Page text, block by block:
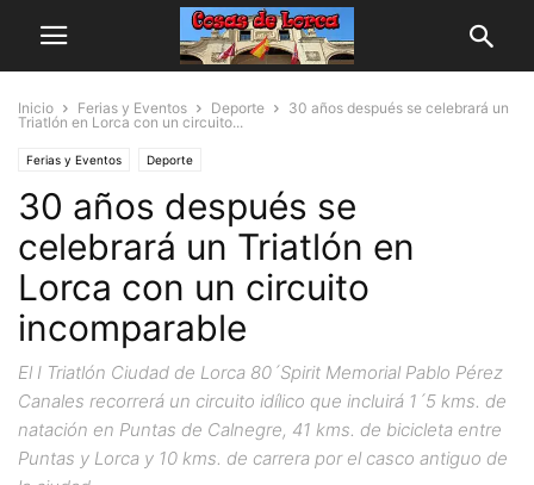
Inicio Ferias y Eventos Deporte
30 años después se celebrará un
Triatlón en Lorca con un circuito...
Ferias y Eventos Deporte
30 años después se
celebrará un Triatlón en
Lorca con un circuito
incomparable
El I Triatlón Ciudad de Lorca 80´Spirit Memorial Pablo Pérez
Canales recorrerá un circuito idílico que incluirá 1´5 kms. de
natación en Puntas de Calnegre, 41 kms. de bicicleta entre
Puntas y Lorca y 10 kms. de carrera por el casco antiguo de